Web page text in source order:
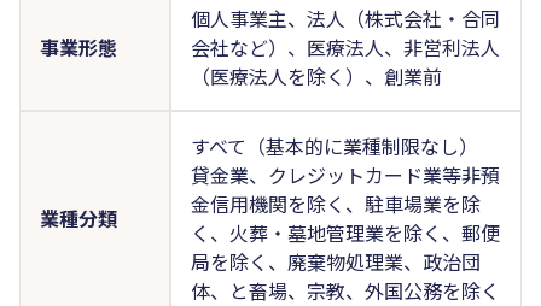
事業形態
個人事業主、法人（株式会社・合同
会社など）、医療法人、非営利法人
（医療法人を除く）、創業前
業種分類
すべて（基本的に業種制限なし）
貸金業、クレジットカード業等非預
金信用機関を除く、駐車場業を除
く、火葬・墓地管理業を除く、郵便
局を除く、廃棄物処理業、政治団
体、と畜場、宗教、外国公務を除く